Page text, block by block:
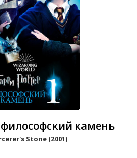
камень
Stone (2001)